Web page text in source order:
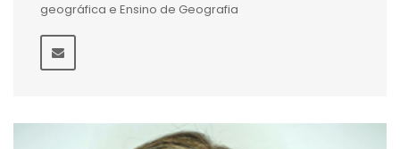
geográfica e Ensino de Geografia